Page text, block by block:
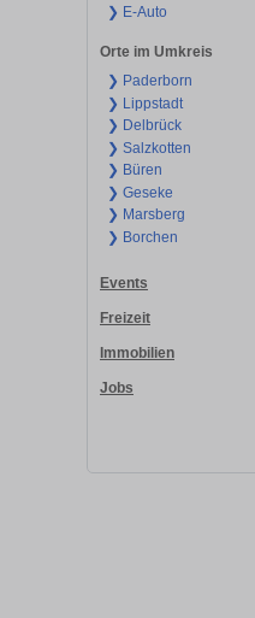
❯ E-Auto
Orte im Umkreis
❯ Paderborn
❯ Lippstadt
❯ Delbrück
❯ Salzkotten
❯ Büren
❯ Geseke
❯ Marsberg
❯ Borchen
Events
Freizeit
Immobilien
Jobs